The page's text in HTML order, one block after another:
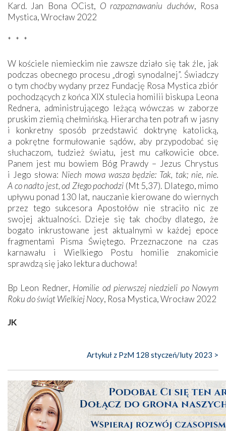
Kard. Jan Bona OCist, O rozpoznawaniu duchów, Rosa
Mystica, Wrocław 2022
* * *
W kościele niemieckim nie zawsze działo się tak źle, jak
podczas obecnego procesu „drogi synodalnej”. Świadczy
o tym choćby wydany przez Fundację Rosa Mystica zbiór
pochodzących z końca XIX stulecia homilii biskupa Leona
Rednera, administrującego leżącą wówczas w zaborze
pruskim ziemią chełmińską. Hierarcha ten potrafi w jasny
i konkretny sposób przedstawić doktrynę katolicką,
a pokrętne formułowanie sądów, aby przypodobać się
słuchaczom, tudzież światu, jest mu całkowicie obce.
Panem jest mu bowiem Bóg Prawdy – Jezus Chrystus
i Jego słowa: Niech mowa wasza będzie: Tak, tak; nie, nie.
A co nadto jest, od Złego pochodzi (Mt 5,37). Dlatego, mimo
upływu ponad 130 lat, nauczanie kierowane do wiernych
przez tego sukcesora Apostołów nie straciło nic ze
swojej aktualności. Dzieje się tak choćby dlatego, że
bogato inkrustowane jest aktualnymi w każdej epoce
fragmentami Pisma Świętego. Przeznaczone na czas
karnawału i Wielkiego Postu homilie znakomicie
sprawdzą się jako lektura duchowa!
Bp Leon Redner, Homilie od pierwszej niedzieli po Nowym
Roku do świąt Wielkiej Nocy, Rosa Mystica, Wrocław 2022
JK
Artykuł z PzM 128 styczeń/luty 2023 >